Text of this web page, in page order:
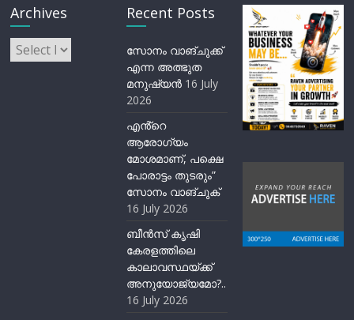
Archives
Archives
Recent Posts
സോനം വാങ്ചുക്ക്
എന്ന അത്ഭുത
മനുഷ്യന്‍ 16 July
2026
എൻ്റെ
ആരോഗ്യം
മോശമാണ്, പക്ഷെ
പോരാട്ടം തുടരും”
സോനം വാങ്ചുക്
16 July 2026
ബീന്‍സ് കൃഷി
കേരളത്തിലെ
കാലാവസ്ഥയ്ക്ക്
അനുയോജ്യമോ?..
16 July 2026